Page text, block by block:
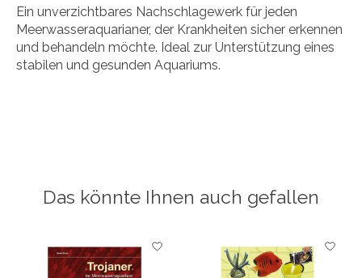
Ein unverzichtbares Nachschlagewerk für jeden
Meerwasseraquarianer, der Krankheiten sicher erkennen
und behandeln möchte. Ideal zur Unterstützung eines
stabilen und gesunden Aquariums.
Das könnte Ihnen auch gefallen
Produkt-Karussell-Artikel